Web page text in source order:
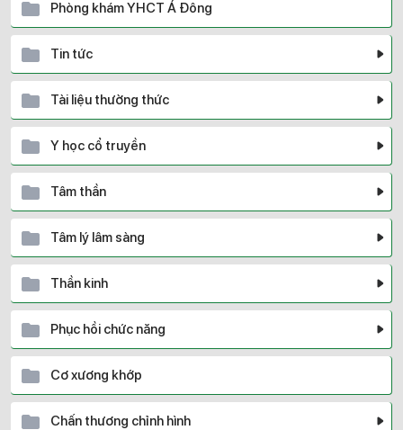
Phòng khám YHCT Á Đông
Tin tức
Tài liệu thường thức
Y học cổ truyền
Tâm thần
Tâm lý lâm sàng
Thần kinh
Phục hồi chức năng
Cơ xương khớp
Chấn thương chỉnh hình